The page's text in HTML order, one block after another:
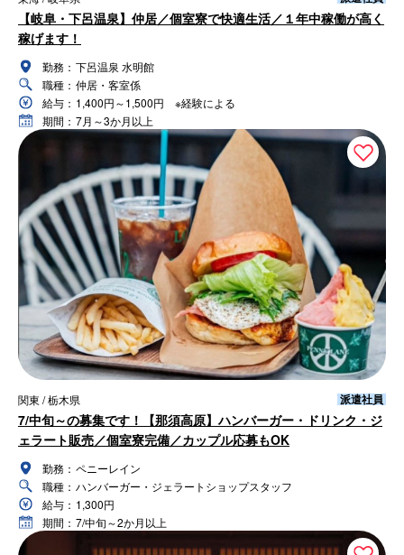
【岐阜・下呂温泉】仲居／個室寮で快適生活／１年中稼働が高く
稼げます！
勤務： 下呂温泉 水明館
職種： 仲居・客室係
給与： 1,400円～1,500円 ※経験による
期間： 7月～3か月以上
関東 / 栃木県 派遣社員
7/中旬～の募集です！【那須高原】ハンバーガー・ドリンク・ジ
ェラート販売／個室寮完備／カップル応募もOK
勤務： ペニーレイン
職種： ハンバーガー・ジェラートショップスタッフ
給与： 1,300円
期間： 7/中旬～2か月以上